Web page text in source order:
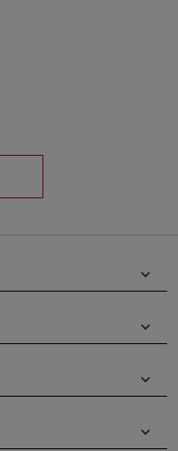
keyboard_arrow_down
keyboard_arrow_down
keyboard_arrow_down
keyboard_arrow_down